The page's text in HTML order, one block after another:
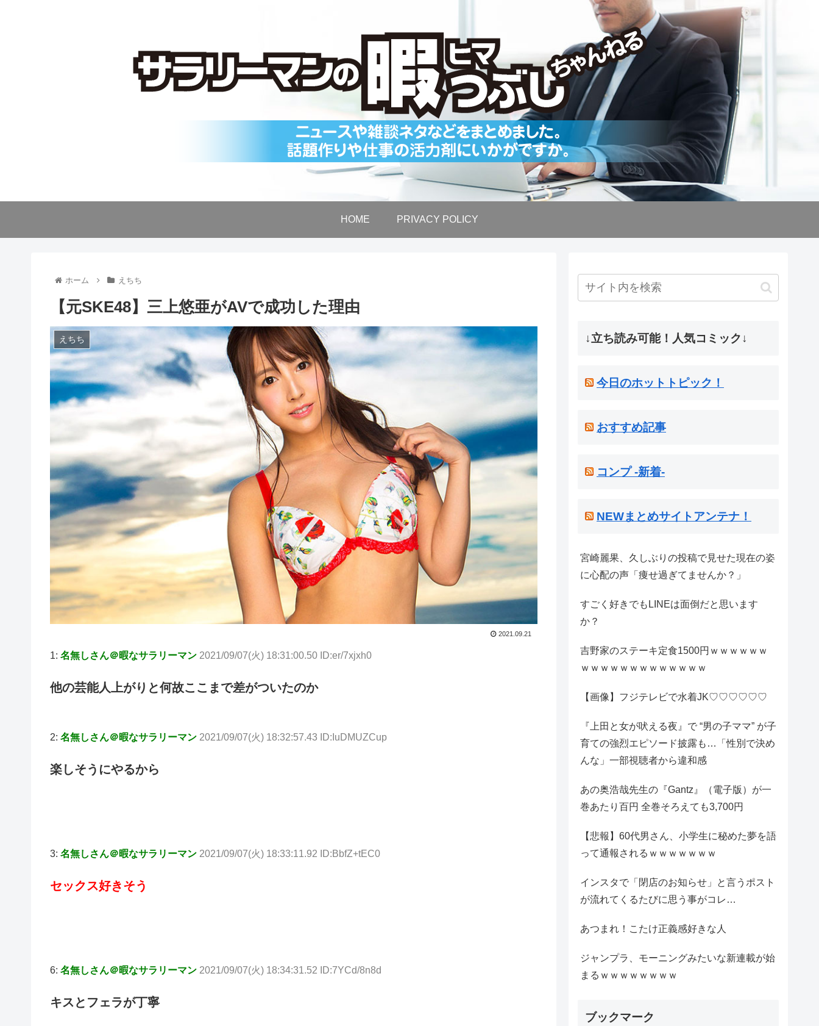
HOME PRIVACY POLICY
ホーム えちち
【元SKE48】三上悠亜がAVで成功した理由
えちち
2021.09.21
1: 名無しさん＠暇なサラリーマン 2021/09/07(火) 18:31:00.50 ID:er/7xjxh0
他の芸能人上がりと何故ここまで差がついたのか
2: 名無しさん＠暇なサラリーマン 2021/09/07(火) 18:32:57.43 ID:IuDMUZCup
楽しそうにやるから
3: 名無しさん＠暇なサラリーマン 2021/09/07(火) 18:33:11.92 ID:BbfZ+tEC0
セックス好きそう
6: 名無しさん＠暇なサラリーマン 2021/09/07(火) 18:34:31.52 ID:7YCd/8n8d
キスとフェラが丁寧
↓立ち読み可能！人気コミック↓
今日のホットトピック！
おすすめ記事
コンプ -新着-
NEWまとめサイトアンテナ！
宮崎麗果、久しぶりの投稿で見せた現在の姿
に心配の声「痩せ過ぎてませんか？」
すごく好きでもLINEは面倒だと思います
か？
吉野家のステーキ定食1500円ｗｗｗｗｗｗ
ｗｗｗｗｗｗｗｗｗｗｗｗｗ
【画像】フジテレビで水着JK♡♡♡♡♡♡
『上田と女が吠える夜』で “男の子ママ” が子
育ての強烈エピソード披露も…「性別で決め
んな」一部視聴者から違和感
あの奥浩哉先生の『Gantz』（電子版）が一
巻あたり百円 全巻そろえても3,700円
【悲報】60代男さん、小学生に秘めた夢を語
って通報されるｗｗｗｗｗｗｗ
インスタで「閉店のお知らせ」と言うポスト
が流れてくるたびに思う事がコレ…
あつまれ！こたけ正義感好きな人
ジャンプラ、モーニングみたいな新連載が始
まるｗｗｗｗｗｗｗｗ
ブックマーク